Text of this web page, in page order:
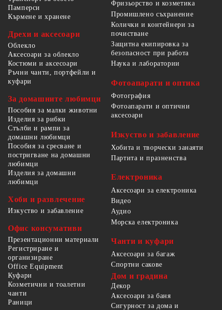
Памперси
Кърмене и хранене
Дрехи и аксесоари
Облекло
Аксесоари за облекло
Костюми и аксесоари
Ръчни чанти, портфейли и
куфари
За домашните любимци
Пособия за малки животни
Изделия за рибки
Стълби и рампи за
домашни любимци
Пособия за сресване и
постригване на домашни
любимци
Изделия за домашни
любимци
Хоби и развлечение
Изкуство и забавление
Офис консумативи
Презентационни материали
Регистриране и
организиране
Office Equipment
Фризьорство и козметика
Промишлено съхранение
Колички и контейнери за
почистване
Защитна екипировка за
безопасност при работа
Наука и лаборатории
Фотоапарати и оптика
Фотография
Фотоапарати и оптични
аксесоари
Изкуство и забавление
Хобита и творчески занаяти
Партита и празненства
Електроника
Аксесоари за електроника
Видео
Аудио
Морска електроника
Чанти и куфари
Аксесоари за багаж
Спортни сакове
Куфари
Козметични и тоалетни
чанти
Раници
Дом и градина
Декор
Аксесоари за баня
Сигурност за дома и